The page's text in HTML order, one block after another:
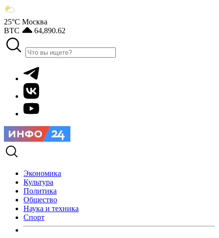
25°С Москва
BTC
64,890.62
Экономика
Культура
Политика
Общество
Наука и техника
Спорт